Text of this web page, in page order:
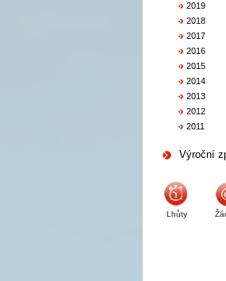
2019
2018
2017
2016
2015
2014
2013
2012
2011
Výroční
Lhůty